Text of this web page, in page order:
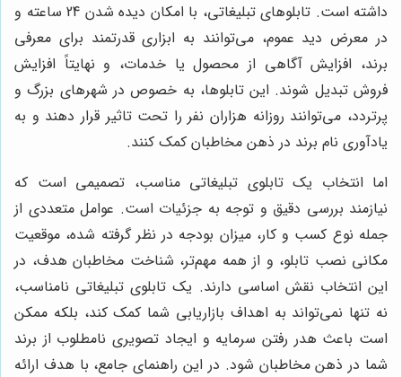
داشته است. تابلوهای تبلیغاتی، با امکان دیده شدن 24 ساعته و
در معرض دید عموم، می‌توانند به ابزاری قدرتمند برای معرفی
برند، افزایش آگاهی از محصول یا خدمات، و نهایتاً افزایش
فروش تبدیل شوند. این تابلوها، به خصوص در شهرهای بزرگ و
پرتردد، می‌توانند روزانه هزاران نفر را تحت تاثیر قرار دهند و به
یادآوری نام برند در ذهن مخاطبان کمک کنند.
اما انتخاب یک تابلوی تبلیغاتی مناسب، تصمیمی است که
نیازمند بررسی دقیق و توجه به جزئیات است. عوامل متعددی از
جمله نوع کسب و کار، میزان بودجه در نظر گرفته شده، موقعیت
مکانی نصب تابلو، و از همه مهم‌تر، شناخت مخاطبان هدف، در
این انتخاب نقش اساسی دارند. یک تابلوی تبلیغاتی نامناسب،
نه تنها نمی‌تواند به اهداف بازاریابی شما کمک کند، بلکه ممکن
است باعث هدر رفتن سرمایه و ایجاد تصویری نامطلوب از برند
شما در ذهن مخاطبان شود. در این راهنمای جامع، با هدف ارائه